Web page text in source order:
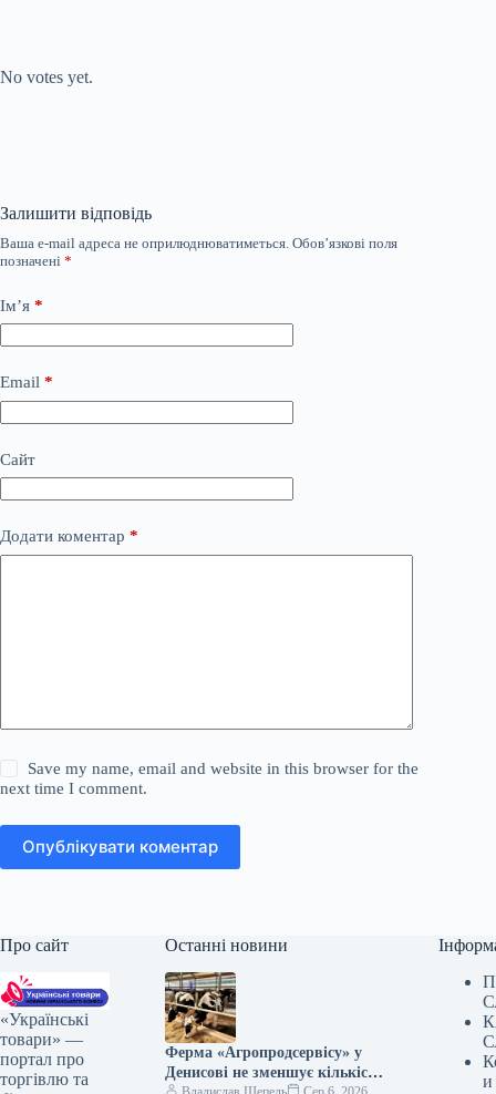
No votes yet.
Залишити відповідь
Ваша e-mail адреса не оприлюднюватиметься. Обов’язкові поля
позначені *
Ім’я *
Email *
Сайт
Додати коментар *
Save my name, email and website in this browser for the
next time I comment.
Опублікувати коментар
Про сайт
«Українські
товари» —
портал про
торгівлю та
Останні новини
Ферма «Агропродсервісу» у
Денисові не зменшує кількість
и